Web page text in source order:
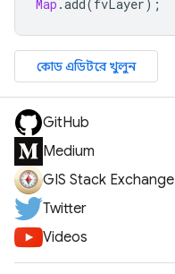
Map .add(fvLayer);
কোড এডিটরে খুলুন
GitHub
Medium
GIS Stack Exchange
Twitter
Videos